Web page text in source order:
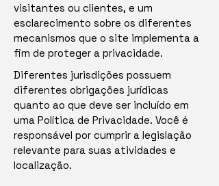
visitantes ou clientes, e um
esclarecimento sobre os diferentes
mecanismos que o site implementa a
fim de proteger a privacidade.
Diferentes jurisdições possuem
diferentes obrigações jurídicas
quanto ao que deve ser incluído em
uma Política de Privacidade. Você é
responsável por cumprir a legislação
relevante para suas atividades e
localização.